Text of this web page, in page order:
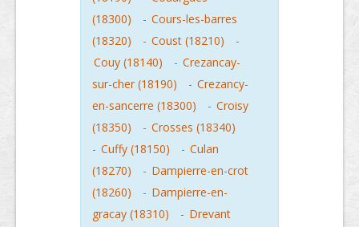
(18300)
- Cours-les-barres
(18320)
- Coust (18210)
-
Couy (18140)
- Crezancay-
sur-cher (18190)
- Crezancy-
en-sancerre (18300)
- Croisy
(18350)
- Crosses (18340)
- Cuffy (18150) - Culan
(18270)
- Dampierre-en-crot
(18260)
- Dampierre-en-
gracay (18310)
- Drevant